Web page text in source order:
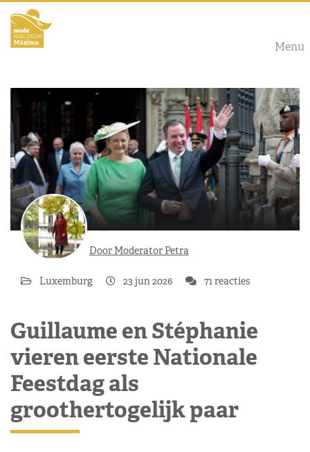
Menu
Door Moderator Petra
Luxemburg 23 jun 2026 71 reacties
Guillaume en Stéphanie
vieren eerste Nationale
Feestdag als
groothertogelijk paar